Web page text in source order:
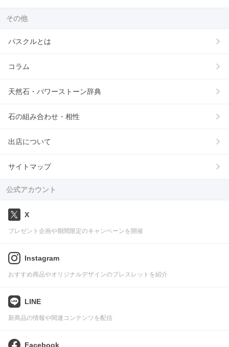
その他
パスクルとは
コラム
天然石・パワーストーン辞典
石の組み合わせ・相性
出店について
サイトマップ
公式アカウント
X
プレゼント企画や期間限定のキャンペーンを開催
Instagram
おすすめ商品やオリジナルデザインのブレスレットを紹介
LINE
新商品の情報や関連コンテンツを配信
Facebook